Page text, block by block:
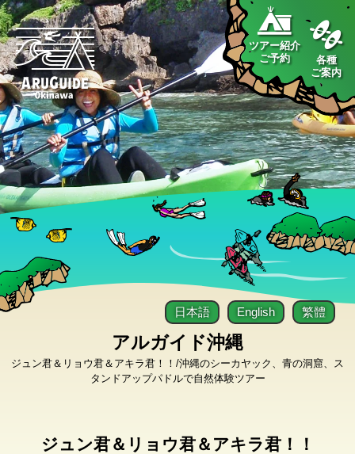
ツアー紹介
ご予約
各種
ご案内
アルガイド沖縄
ジュン君＆リョウ君＆アキラ君！！/沖縄のシーカヤック、青の洞窟、ス
タンドアップパドルで自然体験ツアー
日本語 English 繁體
ジュン君＆リョウ君＆アキラ君！！